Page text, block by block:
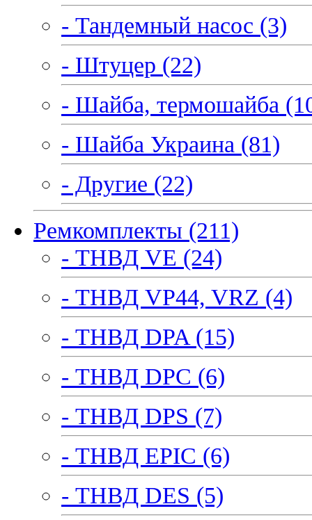
- Тандемный насос (3)
- Штуцер (22)
- Шайба, термошайба
- Шайба Украина (81)
- Другие (22)
Ремкомплекты (211)
- ТНВД VE (24)
- ТНВД VP44, VRZ (4)
- ТНВД DPA (15)
- ТНВД DPC (6)
- ТНВД DPS (7)
- ТНВД EPIC (6)
- ТНВД DES (5)